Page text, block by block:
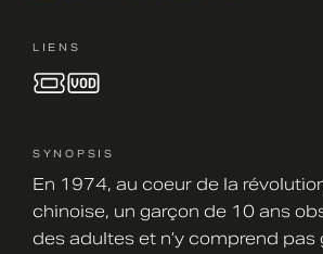
LIENS
SYNOPSIS
En 1974, au coeur de la
chinoise, un garçon de 10 ans
des adultes et n’y comprend pas